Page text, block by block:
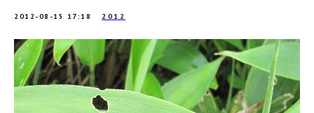
2012-08-15 17:18 2012